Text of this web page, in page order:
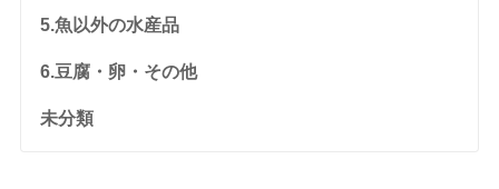
5.魚以外の水産品
6.豆腐・卵・その他
未分類